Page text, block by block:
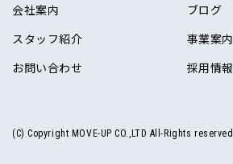
会社案内
ブログ
事業案内
採用情報
スタッフ紹介
お問い合わせ
(C) Copyright MOVE-UP CO.,LTD All-Rights reserved